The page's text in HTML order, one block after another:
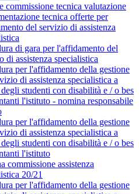
commissione tecnica valutazione
tecnica offerte per
del servizio di assistenza
di gara per l'affidamento del
di assistenza specialistica
per l'affidamento della gestione
di assistenza specialistica a
studenti con disabilità e / o bes
l'istituto - nomina responsabile
per l'affidamento della gestione
di assistenza specialistica a
studenti con disabilità e / o bes
l'istituto
commissione assistenza
20/21
per l'affidamento della gestione